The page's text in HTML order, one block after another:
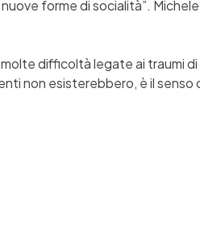
forme di socialità”.
difficoltà legate ai traumi di
non esisterebbero, è il senso